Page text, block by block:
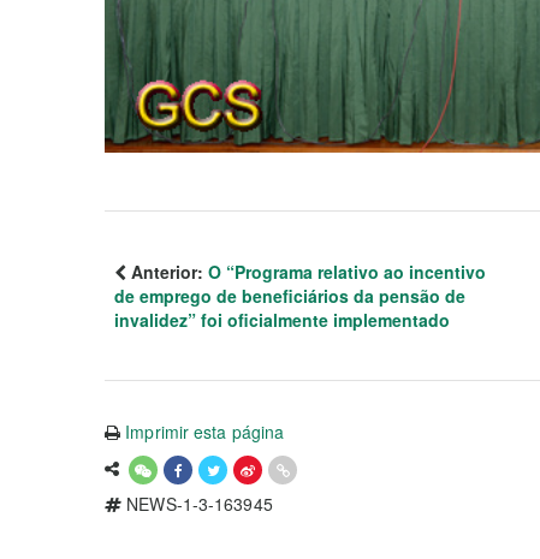
Anterior: O “Programa relativo ao incentivo
de emprego de beneficiários da pensão de
invalidez” foi oficialmente implementado
Imprimir esta página
NEWS-1-3-163945